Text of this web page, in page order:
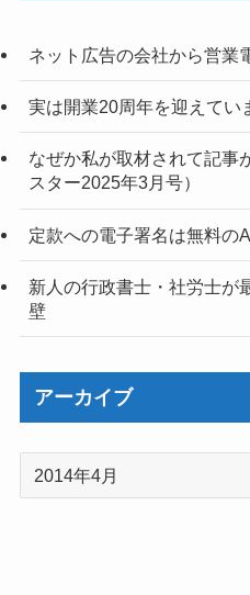
ネット広告の会社から営業
実は開業20周年を迎えてい
なぜか私が取材されて記事
スター2025年3月号）
定款への電子署名は無料の
新人の行政書士・社労士が
壁
アーカイブ